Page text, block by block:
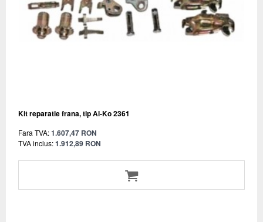
Kit reparatie frana, tip Al-Ko 2361
Fara TVA:1.607,47 RON
TVA inclus:1.912,89 RON